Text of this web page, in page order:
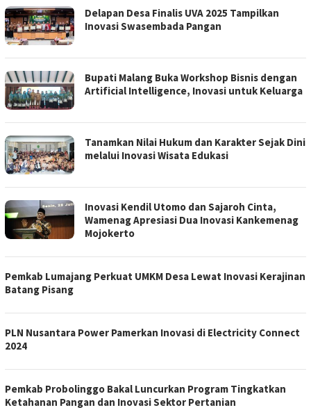
Delapan Desa Finalis UVA 2025 Tampilkan
Inovasi Swasembada Pangan
Bupati Malang Buka Workshop Bisnis dengan
Artificial Intelligence, Inovasi untuk Keluarga
Tanamkan Nilai Hukum dan Karakter Sejak Dini
melalui Inovasi Wisata Edukasi
Inovasi Kendil Utomo dan Sajaroh Cinta,
Wamenag Apresiasi Dua Inovasi Kankemenag
Mojokerto
Pemkab Lumajang Perkuat UMKM Desa Lewat Inovasi Kerajinan
Batang Pisang
PLN Nusantara Power Pamerkan Inovasi di Electricity Connect
2024
Pemkab Probolinggo Bakal Luncurkan Program Tingkatkan
Ketahanan Pangan dan Inovasi Sektor Pertanian